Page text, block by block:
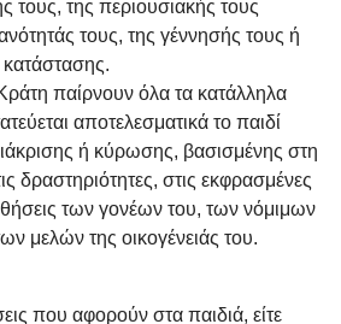
τους, της περιουσιακής τους
τους, της γέννησής τους ή
παίρνουν όλα τα κατάλληλα
αποτελεσματικά το παιδί
ή κύρωσης, βασισμένης στη
δραστηριότητες, στις εκφρασμένες
των γονέων του, των νόμιμων
μελών της οικογένειάς του.
που αφορούν στα παιδιά, είτε